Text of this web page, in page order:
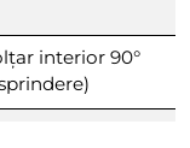
interior 90°